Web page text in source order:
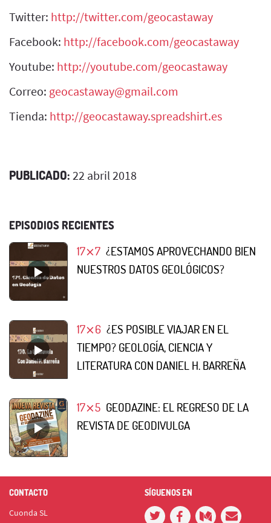
Twitter: http://twitter.com/geocastaway
Facebook: http://facebook.com/geocastaway
Youtube: http://youtube.com/geocastaway
Correo: geocastaway@gmail.com
Tienda: http://geocastaway.spreadshirt.es
PUBLICADO: 22 abril 2018
EPISODIOS RECIENTES
17⨯7 ¿ESTAMOS APROVECHANDO BIEN
NUESTROS DATOS GEOLÓGICOS?
17⨯6 ¿ES POSIBLE VIAJAR EN EL
TIEMPO? GEOLOGÍA, CIENCIA Y
LITERATURA CON DANIEL H. BARREÑA
17⨯5 GEODAZINE: EL REGRESO DE LA
REVISTA DE GEODIVULGA
CONTACTO
Cuonda SL
SÍGUENOS EN